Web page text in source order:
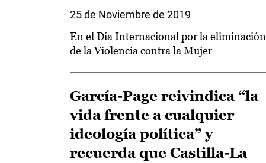
25 de Noviembre de 2019
En el Día Internacional por la eliminación
de la Violencia contra la Mujer
García-Page reivindica “la
vida frente a cualquier
ideología política” y
recuerda que Castilla-La